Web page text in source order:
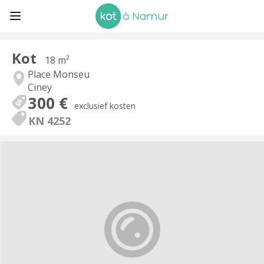
Kot
18 m²
Place Monseu
Ciney
300 € exclusief kosten
KN 4252